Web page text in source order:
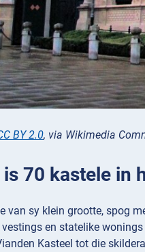
BY 2.0, via Wikimedia
is 70 kastele in
van sy klein grootte, spog
en statelike
Kasteel tot die